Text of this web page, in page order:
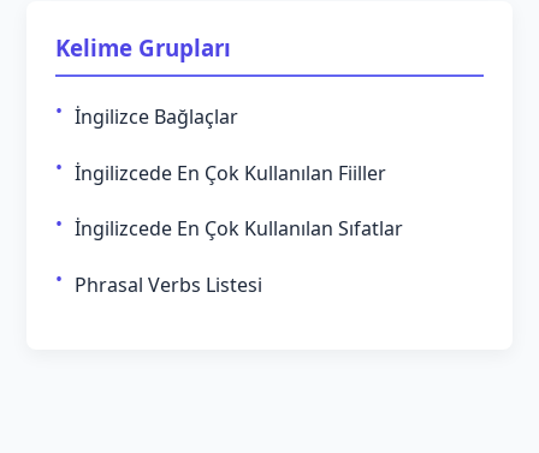
Kelime Grupları
İngilizce Bağlaçlar
İngilizcede En Çok Kullanılan Fiiller
İngilizcede En Çok Kullanılan Sıfatlar
Phrasal Verbs Listesi